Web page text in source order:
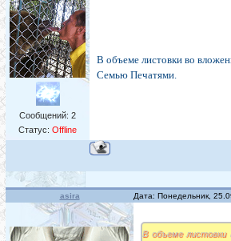
Сообщений: 2
Статус: Offline
В объеме листовки во
Семью Печатями.
asira Дата: Понедельник,
В объеме